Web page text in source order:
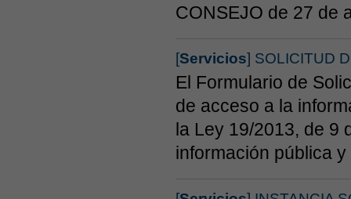
CONSEJO de 27 de
[Servicios] SOLICITUD
El Formulario de
de acceso a la
la Ley 19/2013, de 9
información pública